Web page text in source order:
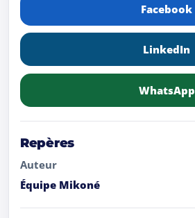
Facebook
LinkedIn
WhatsApp
Repères
Auteur
Équipe Mikoné